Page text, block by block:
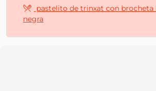
pastelito de trinxat con brocheta
negra